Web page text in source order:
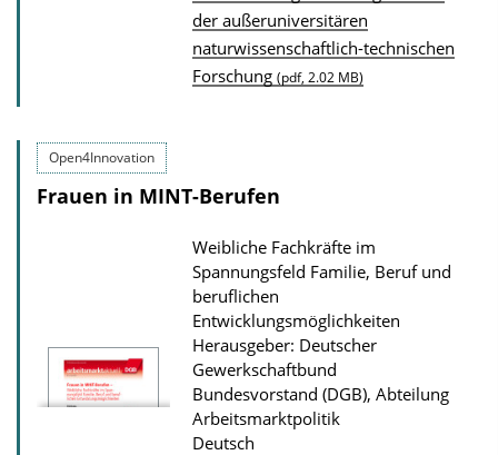
t
i
o
o
w
n
d
s
z
u
r
P
u
b
der außeruniversitären
naturwissenschaftlich-technischen
Forschung (pdf, 2.02 MB)
Open4Innovation
Frauen in MINT-Berufen
Weibliche Fachkräfte im
Spannungsfeld Familie, Beruf und
beruflichen
Entwicklungsmöglichkeiten
Herausgeber: Deutscher
Gewerkschaftbund
Bundesvorstand (DGB), Abteilung
Arbeitsmarktpolitik
Deutsch